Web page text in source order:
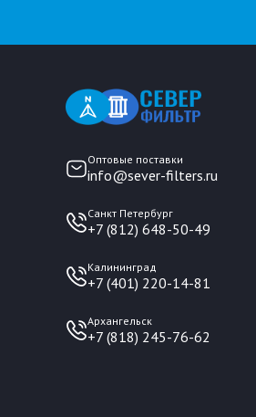
Оптовые поставки
info@sever-filters.ru
Санкт Петербург
+7 (812) 648-50-49
Калининград
+7 (401) 220-14-81
Архангельск
+7 (818) 245-76-62